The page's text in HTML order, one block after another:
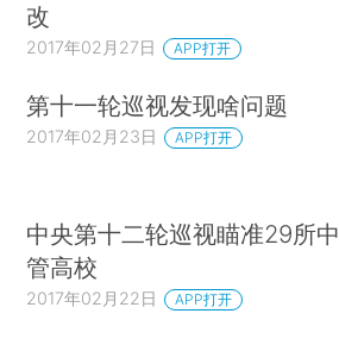
改
2017年02月27日 APP打开
第十一轮巡视发现啥问题
2017年02月23日 APP打开
中央第十二轮巡视瞄准29所中
管高校
2017年02月22日 APP打开